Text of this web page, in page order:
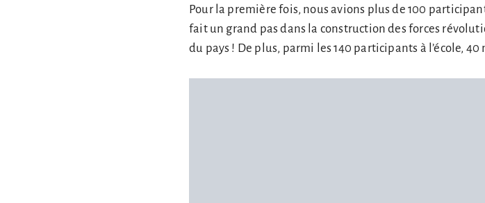
Pour la première fois, nous avions plus de 100
fait un grand pas dans la construction des forces
du pays ! De plus, parmi les 140 participants à l’école, 40